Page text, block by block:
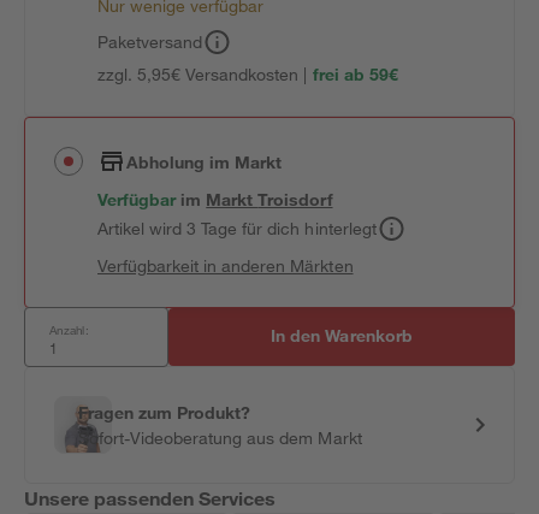
Nur wenige verfügbar
Paketversand
zzgl. 5,95€ Versandkosten | frei ab 59€
Abholung im Markt
Verfügbar im MarktTroisdorf
Artikel wird 3 Tage für dich hinterlegt
Verfügbarkeit in anderen Märkten
Anzahl: In den Warenkorb
Fragen zum Produkt?
Sofort-Videoberatung aus dem Markt
Unsere passenden Services